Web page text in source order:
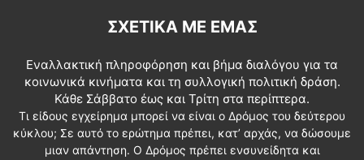
ΣΧΕΤΙΚΆ ΜΕ ΕΜΆΣ
Εναλλακτική πληροφόρηση και βήμα διαλόγου για τα
κοινωνικά κινήματα και τη συλλογική πολιτική δράση.
Κάθε Σάββατο έως και Τρίτη στα περίπτερα.
Τι είδους εγχείρημα μπορεί να είναι ο Δρόμος του δεύτερου
κύκλου; Σε αυτό το ερώτημα πρέπει, κατ’ αρχάς, να δώσουμε
μιαν απάντηση. Ο Δρόμος πρέπει ενσυνείδητα και